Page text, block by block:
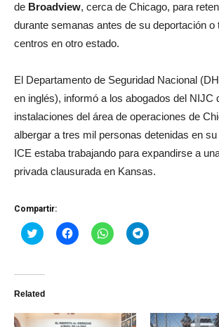
de Broadview, cerca de Chicago, para
durante semanas antes de su deportación o
centros en otro estado.
El Departamento de Seguridad Nacional
en inglés), informó a los abogados del NIJC
instalaciones del área de operaciones de
albergar a tres mil personas detenidas en
ICE estaba trabajando para expandirse a
privada clausurada en Kansas.
Compartir:
Haz
clic
Twitter
abre
una
ventana
Haz
clic
una
ventana
Haz
clic
una
ventana
Haz
clic
una
ventana
Related